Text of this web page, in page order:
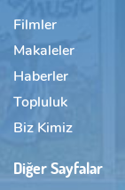
Filmler
Makaleler
Haberler
Topluluk
Biz Kimiz
Diğer Sayfalar